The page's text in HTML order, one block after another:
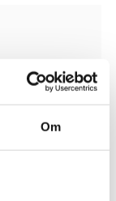
Om
STRAWBERRY